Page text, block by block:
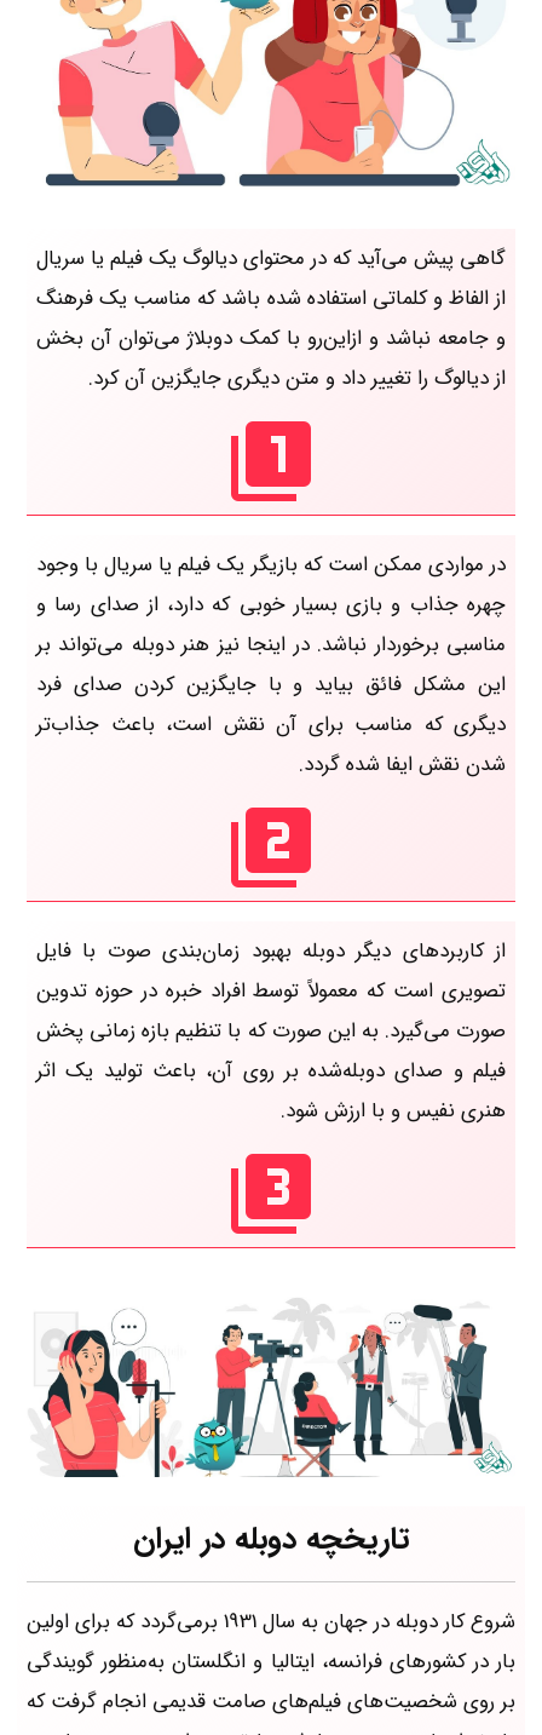
گاهی پیش می‌آید که در محتوای دیالوگ یک فیلم یا سریال
از الفاظ و کلماتی استفاده شده باشد که مناسب یک فرهنگ
و جامعه نباشد و ازاین‌رو با کمک دوبلاژ می‌توان آن بخش
از دیالوگ را تغییر داد و متن دیگری جایگزین آن کرد.
در مواردی ممکن است که بازیگر یک فیلم یا سریال با وجود
چهره جذاب و بازی بسیار خوبی که دارد، از صدای رسا و
مناسبی برخوردار نباشد. در اینجا نیز هنر دوبله می‌تواند بر
این مشکل فائق بیاید و با جایگزین کردن صدای فرد
دیگری که مناسب برای آن نقش است، باعث جذاب‌تر
شدن نقش ایفا شده گردد.
از کاربردهای دیگر دوبله بهبود زمان‌بندی صوت با فایل
تصویری است که معمولاً توسط افراد خبره در حوزه تدوین
صورت می‌گیرد. به این صورت که با تنظیم بازه زمانی پخش
فیلم و صدای دوبله‌شده بر روی آن، باعث تولید یک اثر
هنری نفیس و با ارزش شود.
تاریخچه دوبله در ایران
شروع کار دوبله در جهان به سال 1931 برمی‌گردد که برای اولین
بار در کشورهای فرانسه، ایتالیا و انگلستان به‌منظور گویندگی
بر روی شخصیت‌های فیلم‌های صامت قدیمی انجام گرفت که